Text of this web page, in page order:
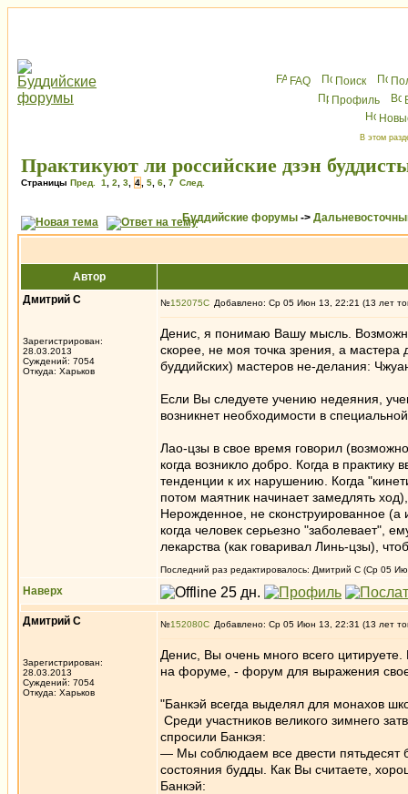
FAQ Поиск
Профиль
В этом
Практикуют ли российские дзэн
Страницы Пред. 1 2 3 4 5 6 7 След.
Буддийские форумы ->
Автор
Дмитрий С
Зарегистрирован:
28.03.2013
Суждений: 7054
Откуда: Харьков
№152075 Добавлено: Ср 05 Июн 13, 22:21 (13 лет
Денис, я понимаю Вашу мысль.
скорее, не моя точка зрения, а
буддийских) мастеров не-делания:
Если Вы следуете учению недеяния,
возникнет необходимости в
Лао-цзы в свое время говорил
когда возникло добро. Когда в
тенденции к их нарушению. Когда
потом маятник начинает замедлять
Нерожденное, не сконструированное
когда человек серьезно "заболевает",
лекарства (как говаривал Линь-цзы),
Последний раз редактировалось: Дмитрий С (Ср 05
Наверх
Дмитрий С
Зарегистрирован:
28.03.2013
Суждений: 7054
Откуда: Харьков
№152080 Добавлено: Ср 05 Июн 13, 22:31 (13 лет
Денис, Вы очень много всего
на форуме, - форум для выражения
"Банкэй всегда выделял для монахов
Среди участников великого зимнего
спросили Банкэя:
— Мы соблюдаем все двести пятьдесят
состояния будды. Как Вы считаете,
Банкэй: